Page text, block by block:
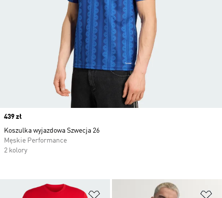
Dodaj do listy życzeń
Price
439 zł
Koszulka wyjazdowa Szwecja 26
Męskie Performance
2 kolory